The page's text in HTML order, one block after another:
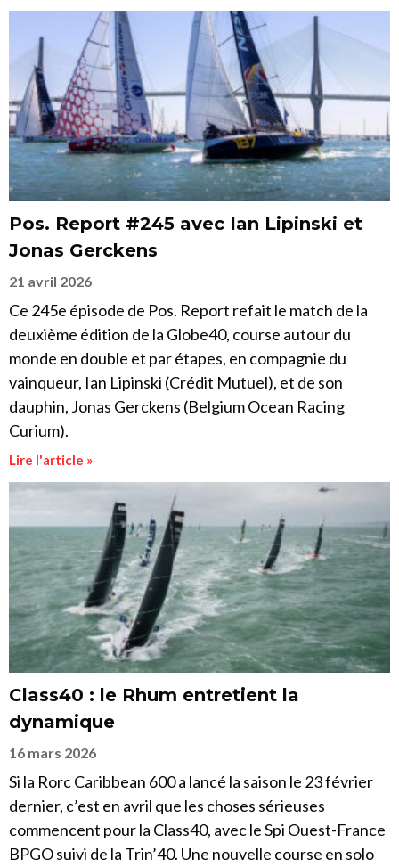
Pos. Report #245 avec Ian Lipinski et
Jonas Gerckens
21 avril 2026
Ce 245e épisode de Pos. Report refait le match de la
deuxième édition de la Globe40, course autour du
monde en double et par étapes, en compagnie du
vainqueur, Ian Lipinski (Crédit Mutuel), et de son
dauphin, Jonas Gerckens (Belgium Ocean Racing
Curium).
Lire l'article »
Class40 : le Rhum entretient la
dynamique
16 mars 2026
Si la Rorc Caribbean 600 a lancé la saison le 23 février
dernier, c’est en avril que les choses sérieuses
commencent pour la Class40, avec le Spi Ouest-France
BPGO suivi de la Trin’40. Une nouvelle course en solo